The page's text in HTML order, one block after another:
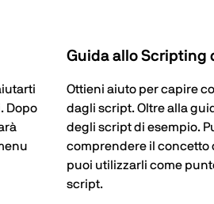
Dopo
Guida allo Scripting
Ottieni aiuto per capire
dagli script. Oltre alla
degli script di esempio.
comprendere il concetto
puoi utilizzarli come
script.